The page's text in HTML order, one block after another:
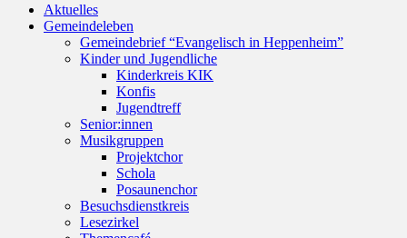
Zum
Inhalt
Aktuelles
Gemeindeleben
Gemeindebrief “Evangelisch in Heppenheim”
Kinder und Jugendliche
Kinderkreis KIK
Konfis
Jugendtreff
Senior:innen
Musikgruppen
Projektchor
Schola
Posaunenchor
Besuchsdienstkreis
Lesezirkel